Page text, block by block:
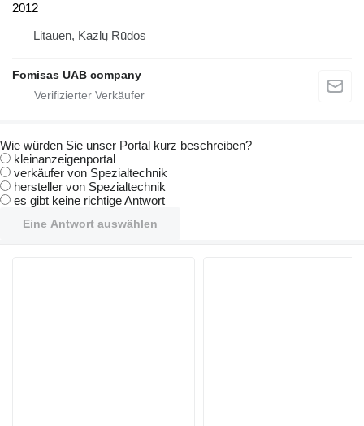
2012
Litauen, Kazlų Rūdos
Fomisas UAB company
Wie würden Sie unser Portal kurz beschreiben?
kleinanzeigenportal
verkäufer von Spezialtechnik
hersteller von Spezialtechnik
es gibt keine richtige Antwort
Eine Antwort auswählen